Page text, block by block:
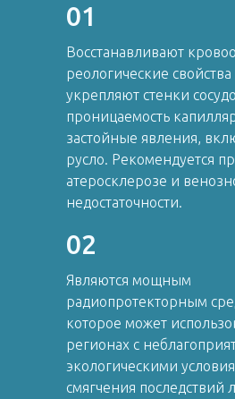
01
02
Восстанавливают
реологические
укрепляют стенки
проницаемость
застойные явления,
русло. Рекомендуется
атеросклерозе и
недостаточности.
Являются мощным
радиопротекторным
которое может
регионах с
экологическими
смягчения последствий